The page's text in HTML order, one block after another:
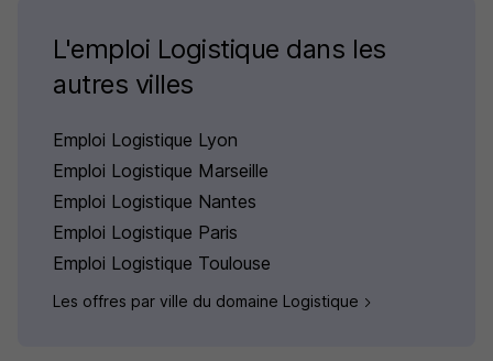
L'emploi Logistique dans les
autres villes
Emploi Logistique Lyon
Emploi Logistique Marseille
Emploi Logistique Nantes
Emploi Logistique Paris
Emploi Logistique Toulouse
Les offres par ville du domaine Logistique